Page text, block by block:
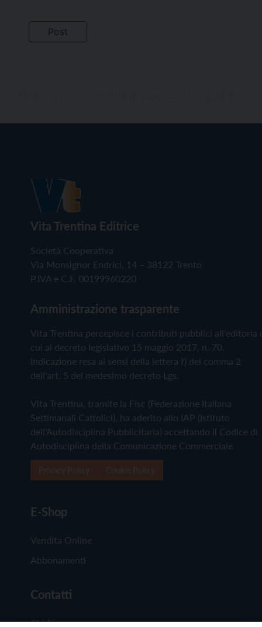
Vita Trentina Editrice
Società Cooperativa
Via Monsignor Endrici, 14 – 38122 Trento
P.IVA e C.F. 00199960220
Amministrazione trasparente
Vita Trentina percepisce i contributi pubblici all'editoria
cui al decreto legislativo 15 maggio 2017, n. 70.
Indicazione resa ai sensi della lettera f) del comma 2
dell'art. 5 del medesimo decreto Lgs.
Vita Trentina, tramite la Fisc (Federazione Italiana
Settimanali Cattolici), ha aderito allo IAP (Istituto
dell'Autodisciplina Pubblicitaria) accettando il Codice di
Autodisciplina della Comunicazione Commerciale
E-Shop
Vendita Online
Abbonamenti
Contatti
Chi Siamo